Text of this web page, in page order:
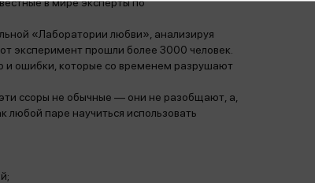
«Лаборатории любви», анализируя
эксперимент прошли более 3000 человек.
и ошибки, которые со временем разрушают
ссоры не обычные — они не разобщают, а,
паре научиться использовать